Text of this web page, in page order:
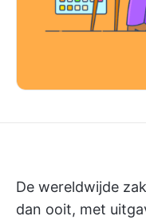
De wereldwijde
dan ooit, met